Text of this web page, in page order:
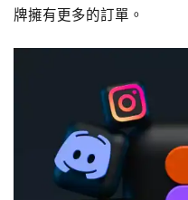
牌擁有更多的訂單。